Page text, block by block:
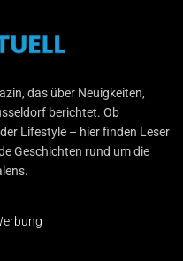
das über Neuigkeiten,
berichtet. Ob
Lifestyle – hier finden Leser
Geschichten rund um die